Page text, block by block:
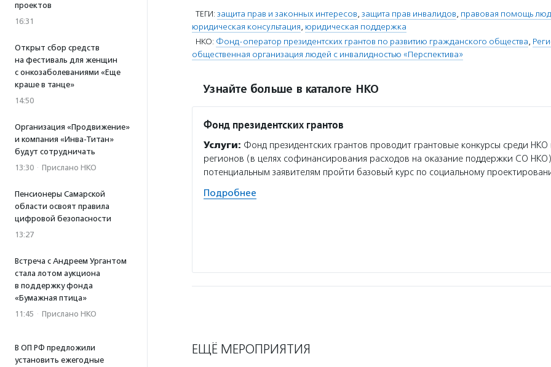
проектов
16:31
Открыт сбор средств
на фестиваль для женщин
с онкозаболеваниями «Еще
краше в танце»
14:50
Организация «Продвижение»
и компания «Инва-Титан»
будут сотрудничать
13:30 · Прислано НКО
Пенсионеры Самарской
области освоят правила
цифровой безопасности
13:27
Встреча с Андреем Ургантом
стала лотом аукциона
в поддержку фонда
«Бумажная птица»
11:45 · Прислано НКО
В ОП РФ предложили
установить ежегодные
ТЕГИ: защита прав и законных интересов, защита прав инвалидов, правовая помощь
юридическая консультация, юридическая поддержка
НКО: Фонд-оператор президентских грантов по развитию гражданского общества,
общественная организация людей с инвалидностью «Перспектива»
Узнайте больше в каталоге НКО
Фонд президентских грантов
Услуги: Фонд президентских грантов проводит грантовые конкурсы среди НКО
регионов (в целях софинансирования расходов на оказание поддержки СО
потенциальным заявителям пройти базовый курс по социальному
Подробнее
ЕЩЁ МЕРОПРИЯТИЯ